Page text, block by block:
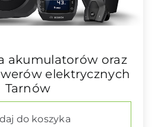
akumulatorów oraz
elektrycznych
Tarnów
do koszyka